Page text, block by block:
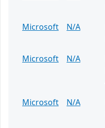
Microsoft
N/A
Microsoft
N/A
Microsoft
N/A